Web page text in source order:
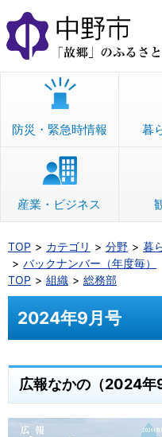
本
文
へ
移
防災・緊急時情報 暮
産業・ビジネス
TOP カテゴリ 分野 暮
バックナンバー（年度毎）
TOP
組織 総務部
2024年9月号
広報なかの（2024年9